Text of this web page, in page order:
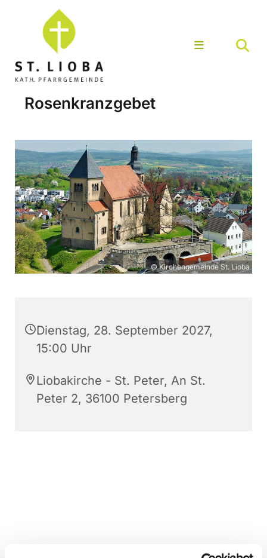
Rosenkranzgebet
© Kirchengemeinde St. Lioba
Dienstag, 28. September 2027,
15:00 Uhr
Liobakirche - St. Peter, An St.
Peter 2, 36100 Petersberg